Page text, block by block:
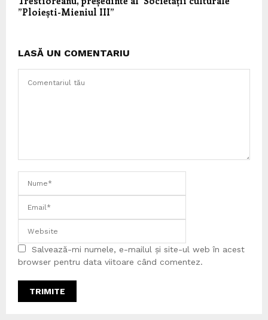
”Ploiești-Mieniul III”
LASĂ UN COMENTARIU
Salvează-mi numele, e-mailul și site-ul web în acest
browser pentru data viitoare când comentez.